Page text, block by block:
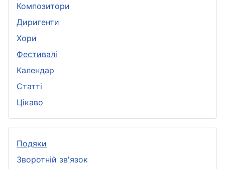
Композитори
Диригенти
Хори
Фестивалі
Календар
Статті
Цікаво
Подяки
Зворотній зв'язок